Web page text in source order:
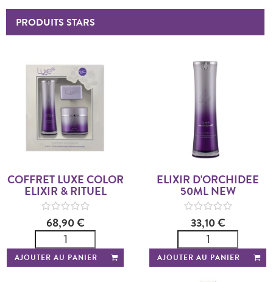
PRODUITS STARS
COFFRET LUXE COLOR
ELIXIR & RITUEL
68,90 €
AJOUTER AU PANIER
ELIXIR D'ORCHIDEE
50ML NEW
33,10 €
AJOUTER AU PANIER